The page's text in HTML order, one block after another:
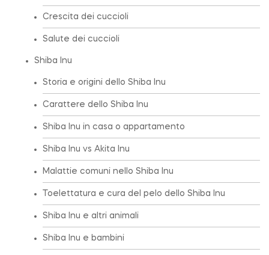
Crescita dei cuccioli
Salute dei cuccioli
Shiba Inu
Storia e origini dello Shiba Inu
Carattere dello Shiba Inu
Shiba Inu in casa o appartamento
Shiba Inu vs Akita Inu
Malattie comuni nello Shiba Inu
Toelettatura e cura del pelo dello Shiba Inu
Shiba Inu e altri animali
Shiba Inu e bambini